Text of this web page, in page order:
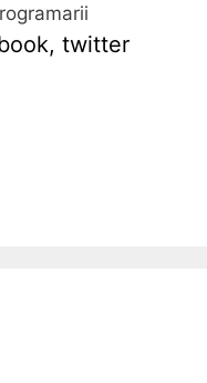
twitter